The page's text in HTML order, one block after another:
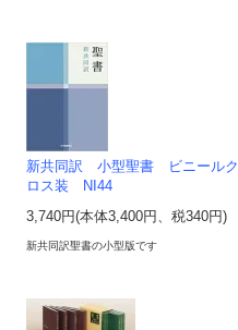
新共同訳 小型聖書 ビニールク
ロス装 NI44
3,740円(本体3,400円、税340円)
新共同訳聖書の小型版です